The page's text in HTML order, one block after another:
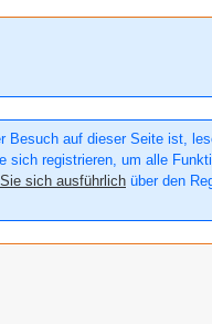
Besuch auf dieser Seite ist,
sich registrieren, um alle
sich ausführlich über den